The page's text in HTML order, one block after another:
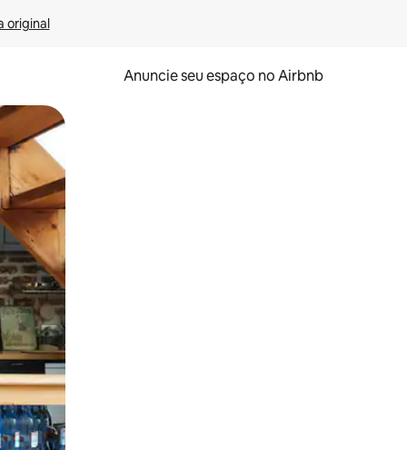
original
Anuncie seu espaço no Airbnb
o dedo na tela.